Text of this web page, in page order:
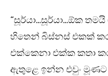
“සූර්යා…සූර්යා…ඕක
හිතෙන් බිස්නස් එකක්
එක්කෙනා එක්ක කතා
ඇතුළෙ ඉන්න එවුං